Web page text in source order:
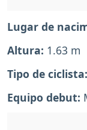
Lugar de
Altura: 1.63 m
Tipo de ciclista:
Equipo debut: